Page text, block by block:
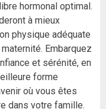
hormonal optimal.
à mieux
physique adéquate
Embarquez
et sérénité, en
forme
où vous êtes
dans votre famille.